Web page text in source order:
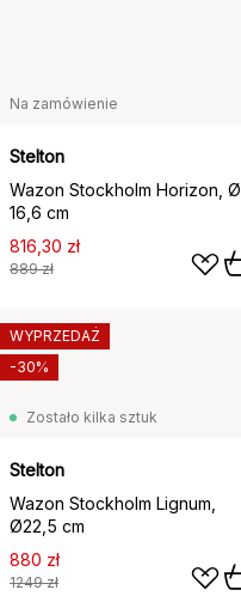
Na zamówienie
Stelton
Wazon Stockholm Horizon, Ø
16,6 cm
816,30 zł
889 zł
Zostało kilka sztuk
Stelton
Wazon Stockholm Lignum,
Ø22,5 cm
880 zł
1249 zł
WYPRZEDAŻ
-30%